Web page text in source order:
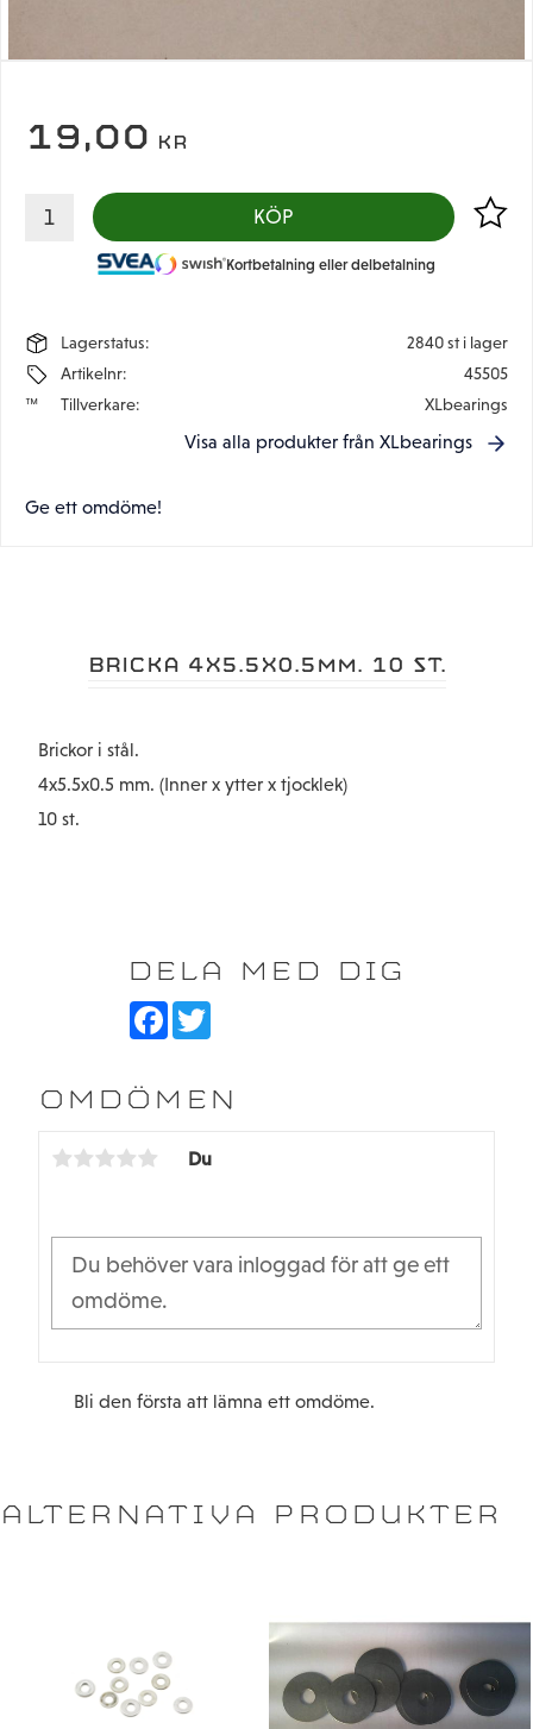
19,00 KR
KÖP Lägg
Kortbetalning eller delbetalning
Lagerstatus
2840 st i lager
Artikelnr
45505
Tillverkare
XLbearings
Visa alla produkter från XLbearings
Ge ett omdöme!
BRICKA 4X5.5X0.5MM. 10 ST.
Brickor i stål.
4x5.5x0.5 mm. (Inner x ytter x tjocklek)
10 st.
DELA MED DIG
F
b
o
T
t
e
OMDÖMEN
Du
Bli den första att lämna ett omdöme.
ALTERNATIVA PRODUKTER